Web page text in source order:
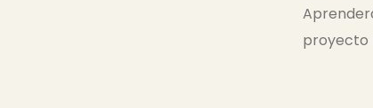
proyecto